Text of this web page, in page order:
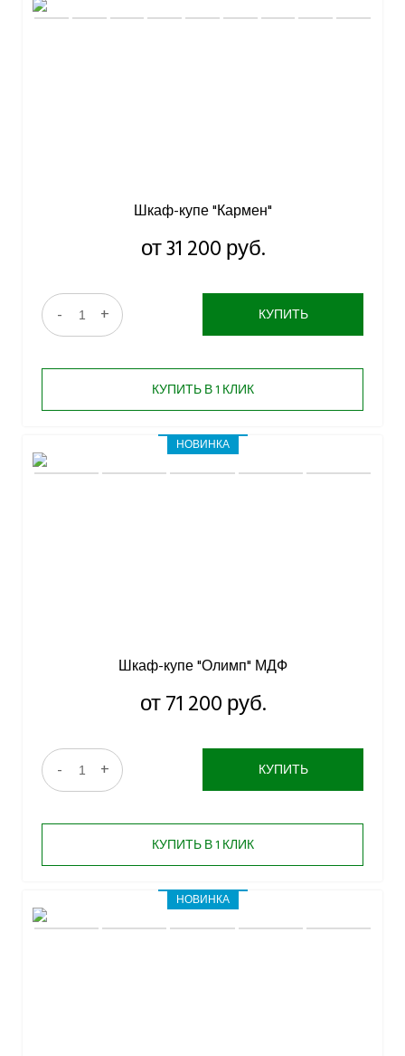
Шкаф-купе "Кармен"
от 31 200 руб.
- + КУПИТЬ
КУПИТЬ В 1 КЛИК
Шкаф-купе "Олимп" МДФ
от 71 200 руб.
- + КУПИТЬ
КУПИТЬ В 1 КЛИК
НОВИНКА
НОВИНКА